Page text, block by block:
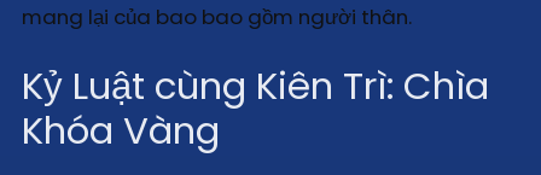
mang lại của bao bao gồm người thân.
Kỷ Luật cùng Kiên Trì: Chìa
Khóa Vàng